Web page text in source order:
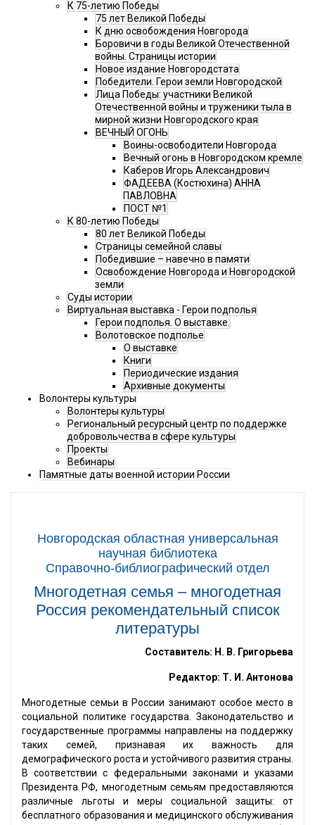
К 75-летию Победы
75 лет Великой Победы
К дню освобождения Новгорода
Боровичи в годы Великой Отечественной
войны. Страницы истории
Новое издание Новгородстата
Победители. Герои земли Новгородской
Лица Победы: участники Великой
Отечественной войны и труженики тыла в
мирной жизни Новгородского края
ВЕЧНЫЙ ОГОНЬ
Воины-освободители Новгорода
Вечный огонь в Новгородском кремле
Каберов Игорь Александрович
ФАДЕЕВА (Костюхина) АННА
ПАВЛОВНА
ПОСТ №1
К 80-летию Победы
80 лет Великой Победы
Страницы семейной славы
Победившие – навечно в памяти
Освобождение Новгорода и Новгородской
земли
Суды истории
Виртуальная выставка - Герои подполья
Герои подполья. О выставке.
Волотовское подполье
О выставке
Книги
Периодические издания
Архивные документы
Волонтеры культуры
Волонтеры культуры
Региональный ресурсный центр по поддержке
добровольчества в сфере культуры
Проекты
Вебинары
Памятные даты военной истории России
Новгородская областная универсальная
научная библиотека
Справочно-библиографический отдел
Многодетная семья – многодетная
Россия рекомендательный список
литературы
Составитель: Н. В. Григорьева
Редактор: Т. И. Антонова
Многодетные семьи в России занимают особое место в
социальной политике государства. Законодательство и
государственные программы направлены на поддержку
таких семей, признавая их важность для
демографического роста и устойчивого развития страны.
В соответствии с федеральными законами и указами
Президента РФ, многодетным семьям предоставляются
различные льготы и меры социальной защиты: от
бесплатного образования и медицинского обслуживания